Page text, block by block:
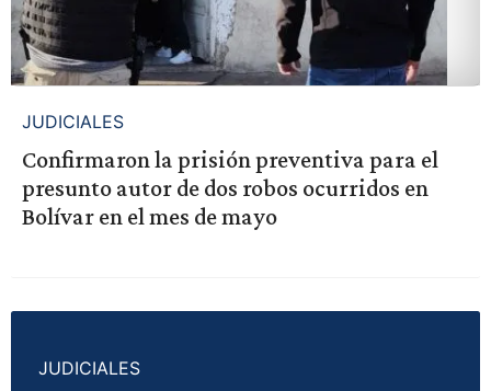
JUDICIALES
Confirmaron la prisión preventiva para el
presunto autor de dos robos ocurridos en
Bolívar en el mes de mayo
JUDICIALES